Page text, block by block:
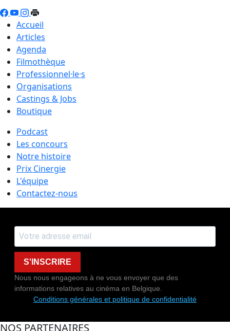
Accueil
Articles
Agenda
Filmothèque
Professionnel·le·s
Organisations
Castings & Jobs
Boutique
Podcast
Les concours
Notre histoire
Prix Cinergie
L'équipe
Contactez-nous
S'INSCRIRE
Nous nous engageons à ne vous envoyer que des
informations relatives au cinéma en Belgique.
Conditions générales et politique de confidentialité
NOS PARTENAIRES